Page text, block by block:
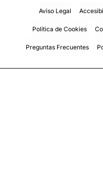
Aviso Legal
Política de Cookies
Preguntas Frecuentes